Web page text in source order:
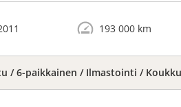
193 000 km
/ 6-paikkainen / Ilmastointi /